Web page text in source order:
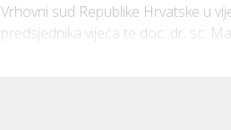
Vrhovni sud Republike Hrvatske u
predsjednika vijeća te doc. dr. sc.